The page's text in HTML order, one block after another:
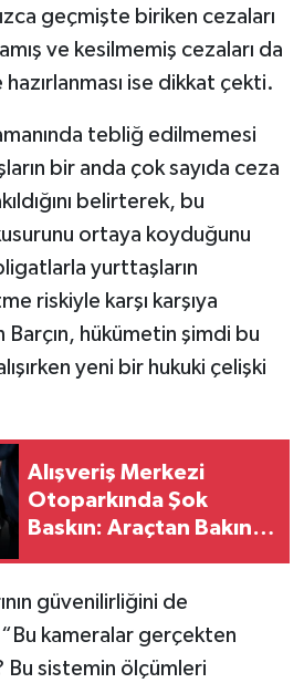
geçmişte biriken cezaları
ve kesilmemiş cezaları da
ise dikkat çekti.
tebliğ edilmemesi
bir anda çok sayıda ceza
belirterek, bu
ortaya koyduğunu
yurttaşların
riskiyle karşı karşıya
Barçın, hükümetin şimdi bu
yeni bir hukuki çelişki
Alışveriş Merkezi
Otoparkında Şok
Baskın: Araçtan Bakın
güvenilirliğini de
kameralar gerçekten
Bu sistemin ölçümleri